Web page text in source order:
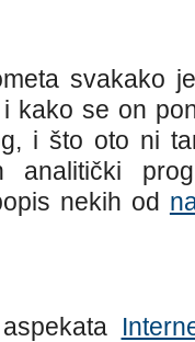
svakako
kako se on
i što oto ni
analitički
nekih od